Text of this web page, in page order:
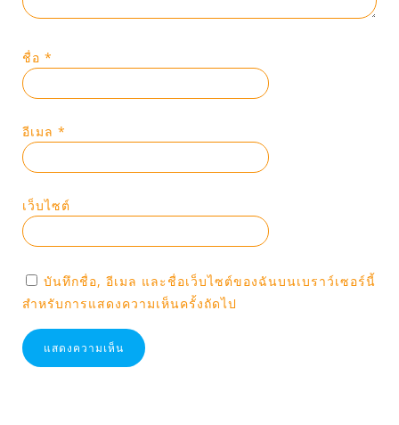
ชื่อ *
อีเมล *
เว็บไซต์
บันทึกชื่อ, อีเมล และชื่อเว็บไซต์ของฉันบนเบราว์เซอร์นี้
สำหรับการแสดงความเห็นครั้งถัดไป